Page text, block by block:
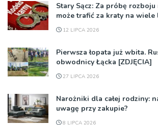
Stary Sącz: Za próbę
może trafić za kraty na wiele
12 LIPCA 2026
Pierwsza łopata już wbita.
obwodnicy Łącka [ZDJĘCIA]
27 LIPCA 2026
Narożniki dla całej rodziny:
uwagę przy zakupie?
8 LIPCA 2026